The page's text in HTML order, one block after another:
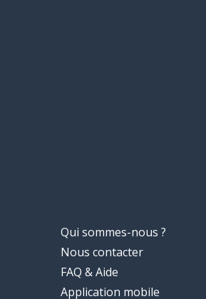
Qui sommes-nous ?
Nous contacter
FAQ & Aide
Application mobile